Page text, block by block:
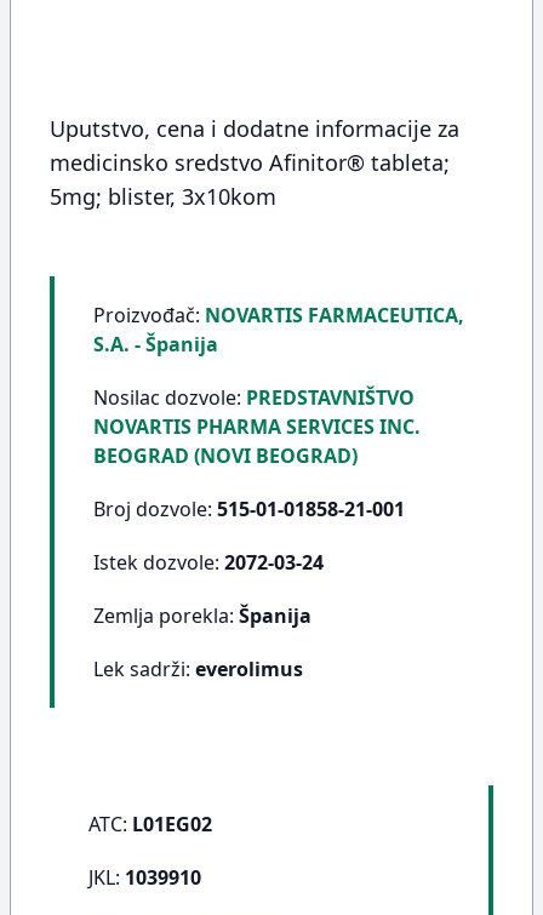
Uputstvo, cena i dodatne informacije za
medicinsko sredstvo Afinitor® tableta;
5mg; blister, 3x10kom
Proizvođač: NOVARTIS FARMACEUTICA,
S.A. - Španija
Nosilac dozvole: PREDSTAVNIŠTVO
NOVARTIS PHARMA SERVICES INC.
BEOGRAD (NOVI BEOGRAD)
Broj dozvole: 515-01-01858-21-001
Istek dozvole: 2072-03-24
Zemlja porekla: Španija
Lek sadrži: everolimus
ATC: L01EG02
JKL: 1039910